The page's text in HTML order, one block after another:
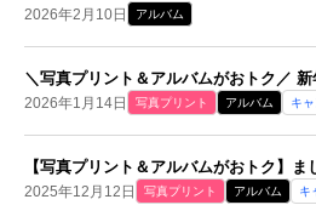
2026年2月10日 アルバム
＼写真プリント＆アルバムがおトク／
2026年1月14日 写真プリント アルバム キ
【写真プリント＆アルバムがおトク】
2025年12月12日 写真プリント アルバム キ